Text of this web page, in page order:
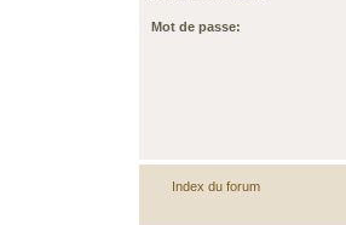
Mot de passe:
Index du forum